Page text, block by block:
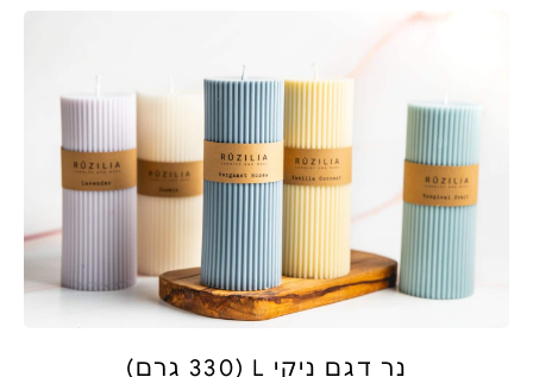
נר דגם ניקי L (330 גרם)